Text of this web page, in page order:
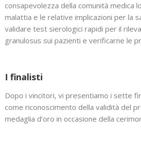
consapevolezza della comunità medica
malattia e le relative implicazioni per la
validare test sierologici rapidi per il
granulosus sui pazienti e verificarne le
I finalisti
Dopo i vincitori, vi presentiamo i sette
come riconoscimento della validità del
medaglia d’oro in occasione della